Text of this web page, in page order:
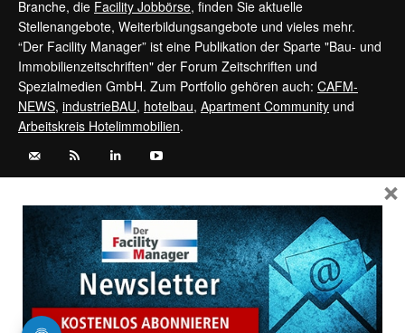
Branche, die Facility Jobbörse, finden Sie aktuelle
Stellenangebote, Weiterbildungsangebote und vieles mehr.
“Der Facility Manager” ist eine Publikation der Sparte "Bau- und
Immobilienzeitschriften" der Forum Zeitschriften und
Spezialmedien GmbH. Zum Portfolio gehören auch: CAFM-
NEWS, industrieBAU, hotelbau, Apartment Community und
Arbeitskreis Hotelimmobilien.
Kontaktieren Sie uns:service@forum-zeitschriften.de
Vertrag widerrufen
FORUM Zeitschriften und Spezialmedien GmbH|FORUM Media
Group
×